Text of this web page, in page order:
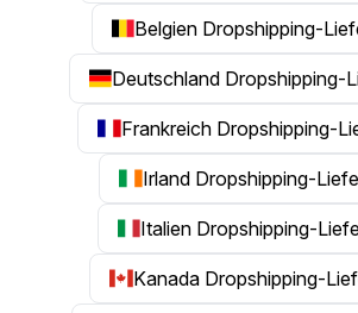
Belgien Dropshipping-
Deutschland Dropshipping-
Frankreich Dropshipping-
Irland Dropshipping-
Italien Dropshipping-
Kanada Dropshipping-